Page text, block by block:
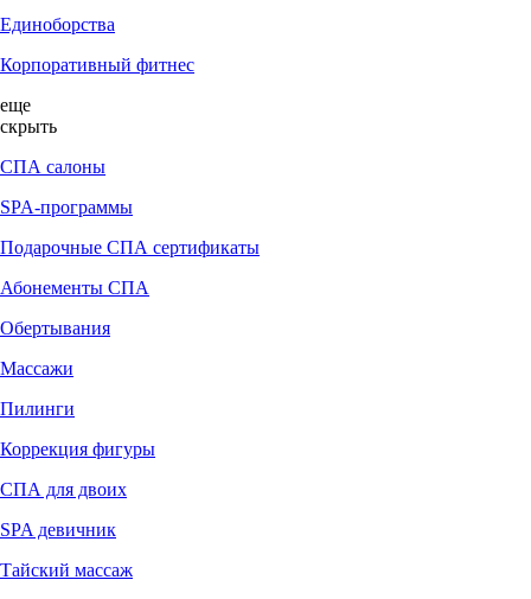
Единоборства
Корпоративный фитнес
еще
скрыть
СПА салоны
SPA-программы
Подарочные СПА сертификаты
Абонементы СПА
Обертывания
Массажи
Пилинги
Коррекция фигуры
СПА для двоих
SPA девичник
Тайский массаж